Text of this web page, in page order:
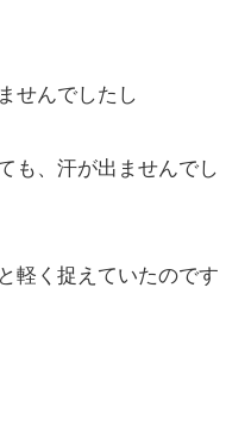
せんでしたし
も、汗が出ませんでし
軽く捉えていたのです